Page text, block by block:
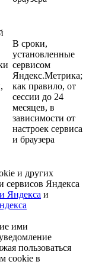
В сроки,
установленные
сервисом
Яндекс.Метрика;
как правило, от
сессии до 24
месяцев, в
зависимости от
настроек сервиса
и браузера
и других
сервисов Яндекса
Яндекса и
ими
пользоваться
cookie в